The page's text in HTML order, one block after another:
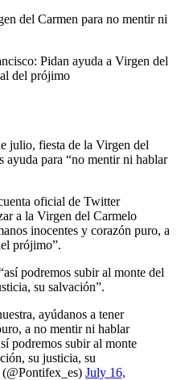
del Carmen para no mentir ni
Pidan ayuda a Virgen del
del prójimo
julio, fiesta de la Virgen del
ayuda para “no mentir ni hablar
oficial de Twitter
a la Virgen del Carmelo
inocentes y corazón puro, a
prójimo”.
podremos subir al monte del
su salvación”.
ayúdanos a tener
a no mentir ni hablar
podremos subir al monte
su justicia, su
July 16,